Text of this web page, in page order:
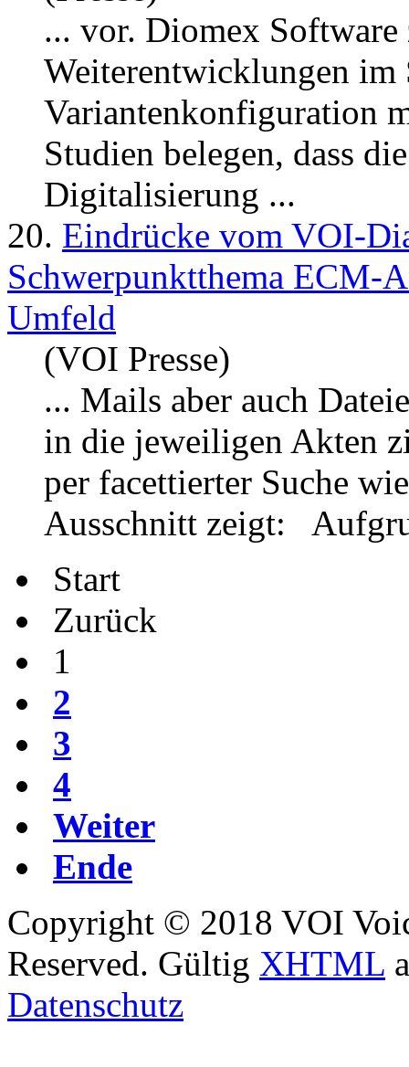
... vor. Diomex Software
Weiterentwicklungen im
Variantenkonfiguration
Studien belegen, dass
Digitalisierung ...
20. Eindrücke vom VOI-
Schwerpunktthema ECM-
Umfeld
(VOI Presse)
... Mails aber auch
in die jeweiligen Akten
per facettierter Suche
Ausschnitt zeigt:
Start
Zurück
1
2
3
4
Weiter
Ende
Copyright © 2018 VOI
Reserved. Gültig XHTML
Datenschutz